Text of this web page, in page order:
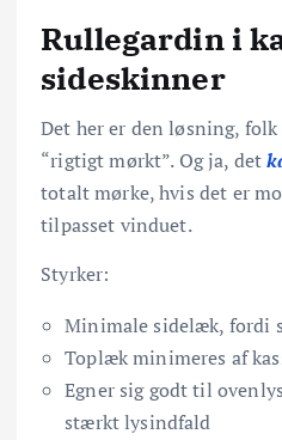
Rullegardin i
sideskinner
Det her er den løsning,
“rigtigt mørkt”. Og ja, det
totalt mørke, hvis det er
tilpasset vinduet.
Styrker:
Minimale sidelæk, fordi
Toplæk minimeres af
Egner sig godt til
stærkt lysindfald